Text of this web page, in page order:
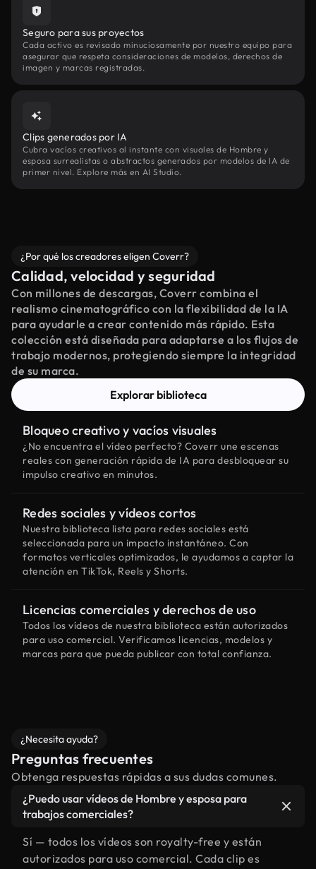
Seguro para sus proyectos
Cada activo es revisado minuciosamente por nuestro equipo para
asegurar que respeta consideraciones de modelos, derechos de
imagen y marcas registradas.
Clips generados por IA
Cubra vacíos creativos al instante con visuales de Hombre y
esposa surrealistas o abstractos generados por modelos de IA de
primer nivel. Explore más en AI Studio.
¿Por qué los creadores eligen Coverr?
Calidad, velocidad y seguridad
Con millones de descargas, Coverr combina el
realismo cinematográfico con la flexibilidad de la IA
para ayudarle a crear contenido más rápido. Esta
colección está diseñada para adaptarse a los flujos de
trabajo modernos, protegiendo siempre la integridad
de su marca.
Explorar biblioteca
Bloqueo creativo y vacíos visuales
¿No encuentra el vídeo perfecto? Coverr une escenas
reales con generación rápida de IA para desbloquear su
impulso creativo en minutos.
Redes sociales y vídeos cortos
Nuestra biblioteca lista para redes sociales está
seleccionada para un impacto instantáneo. Con
formatos verticales optimizados, le ayudamos a captar la
atención en TikTok, Reels y Shorts.
Licencias comerciales y derechos de uso
Todos los vídeos de nuestra biblioteca están autorizados
para uso comercial. Verificamos licencias, modelos y
marcas para que pueda publicar con total confianza.
¿Necesita ayuda?
Preguntas frecuentes
Obtenga respuestas rápidas a sus dudas comunes.
¿Puedo usar vídeos de Hombre y esposa para
trabajos comerciales?
Sí — todos los vídeos son royalty-free y están
autorizados para uso comercial. Cada clip es